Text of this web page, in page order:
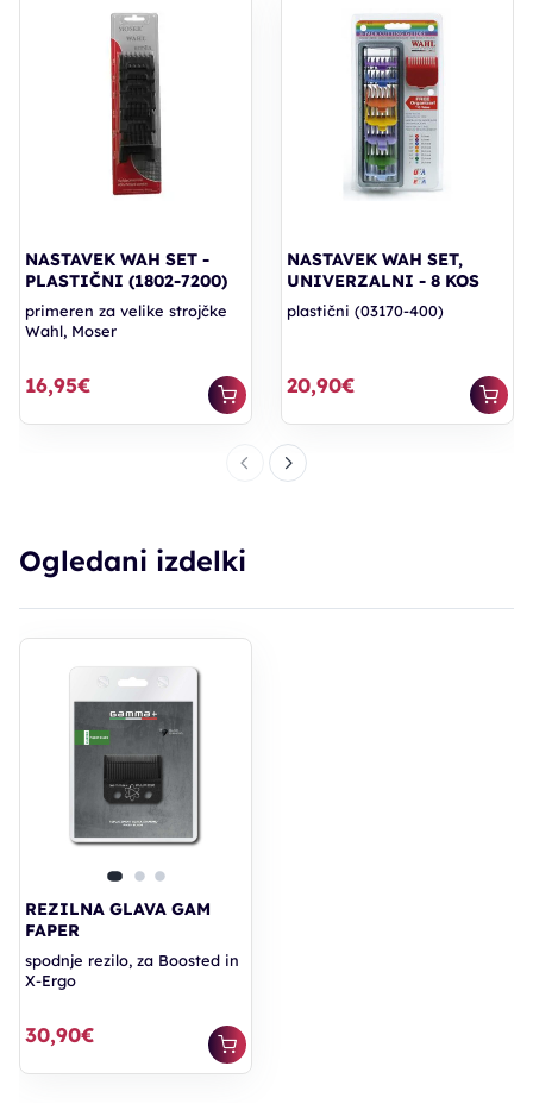
NASTAVEK WAH SET -
PLASTIČNI (1802-7200)
primeren za velike strojčke
Wahl, Moser
16,95€
NASTAVEK WAH SET,
UNIVERZALNI - 8 KOS
plastični (03170-400)
20,90€
Ogledani izdelki
REZILNA GLAVA GAM
FAPER
spodnje rezilo, za Boosted in
X-Ergo
30,90€